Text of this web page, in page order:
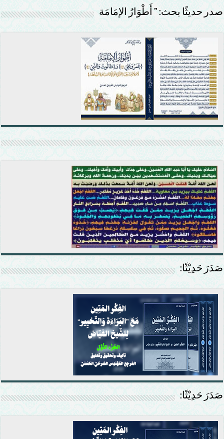
صدر حديثًا بحث: ” أَطْوَارُ الإمَامَة
صَدَرَ حَدِيْثًا:
صَدَرَ حَدِيْثًا: